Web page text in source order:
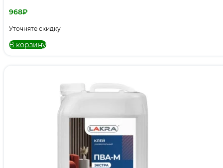
968₽
Уточняте скидку
В корзину